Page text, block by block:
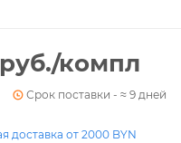
руб./компл
Срок поставки - ≈ 9 дней
доставка от 2000 BYN